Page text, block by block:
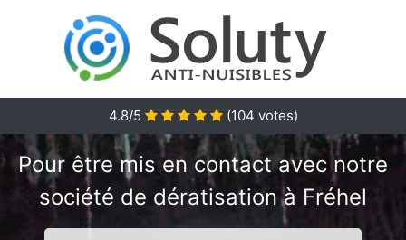
4.8/5 (104 votes)
Pour être mis en contact avec notre
société de dératisation à Fréhel